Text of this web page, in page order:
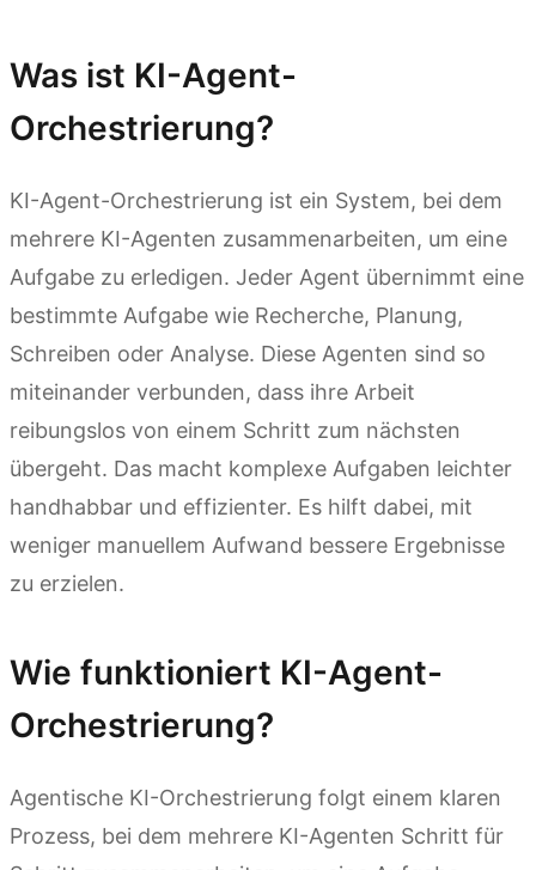
Was ist KI-Agent-
Orchestrierung?
KI-Agent-Orchestrierung ist ein System, bei dem
mehrere KI-Agenten zusammenarbeiten, um eine
Aufgabe zu erledigen. Jeder Agent übernimmt eine
bestimmte Aufgabe wie Recherche, Planung,
Schreiben oder Analyse. Diese Agenten sind so
miteinander verbunden, dass ihre Arbeit
reibungslos von einem Schritt zum nächsten
übergeht. Das macht komplexe Aufgaben leichter
handhabbar und effizienter. Es hilft dabei, mit
weniger manuellem Aufwand bessere Ergebnisse
zu erzielen.
Wie funktioniert KI-Agent-
Orchestrierung?
Agentische KI-Orchestrierung folgt einem klaren
Prozess, bei dem mehrere KI-Agenten Schritt für